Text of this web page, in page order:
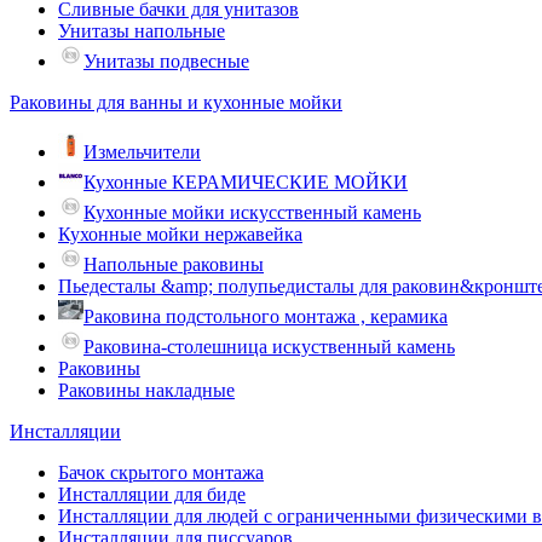
Сливные бачки для унитазов
Унитазы напольные
Унитазы подвесные
Раковины для ванны и кухонные мойки
Измельчители
Кухонные КЕРАМИЧЕСКИЕ МОЙКИ
Кухонные мойки искусственный камень
Кухонные мойки нержавейка
Напольные раковины
Пьедесталы &amp; полупьедисталы для
Раковина подстольного монтажа , керамика
Раковина-столешница искуственный камень
Раковины
Раковины накладные
Инсталляции
Бачок скрытого монтажа
Инсталляции для биде
Инсталляции для людей с ограниченными физическими